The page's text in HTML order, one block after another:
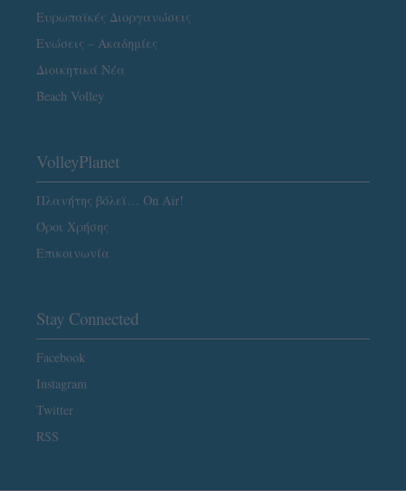
Ευρωπαϊκές Διοργανώσεις
Ενώσεις – Ακαδημίες
Διοικητικά Νέα
Beach Volley
VolleyPlanet
Πλανήτης βόλεϊ… On Air!
Όροι Χρήσης
Επικοινωνία
Stay Connected
Facebook
Instagram
Twitter
RSS